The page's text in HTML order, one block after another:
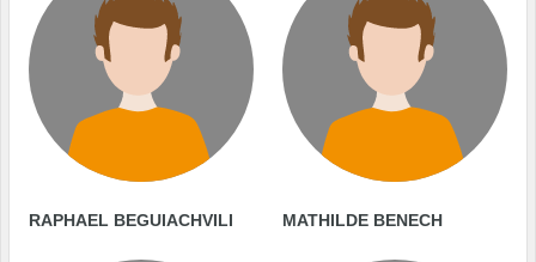
RAPHAEL BEGUIACHVILI MATHILDE BENECH